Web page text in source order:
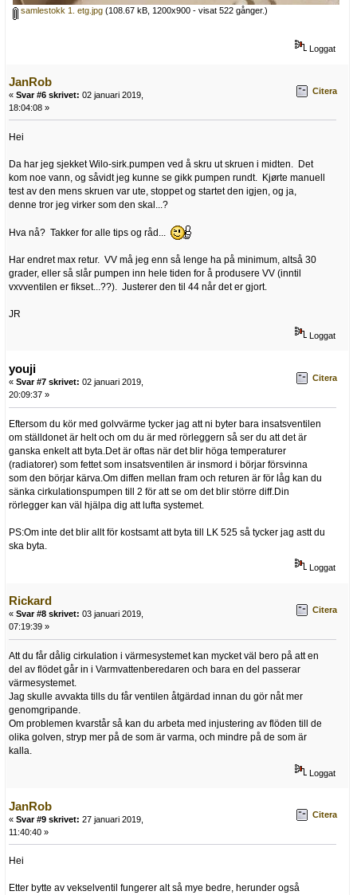
samlestokk 1. etg.jpg (108.67 kB, 1200x900 - visat 522 gånger.)
Loggat
JanRob
« Svar #6 skrivet: 02 januari 2019,
18:04:08 »
Citera
Hei
Da har jeg sjekket Wilo-sirk.pumpen ved å skru ut skruen i midten. Det
kom noe vann, og såvidt jeg kunne se gikk pumpen rundt. Kjørte manuell
test av den mens skruen var ute, stoppet og startet den igjen, og ja,
denne tror jeg virker som den skal...?
Hva nå? Takker for alle tips og råd...
Har endret max retur. VV må jeg enn så lenge ha på minimum, altså 30
grader, eller så slår pumpen inn hele tiden for å produsere VV (inntil
vxvventilen er fikset...??). Justerer den til 44 når det er gjort.
JR
Loggat
youji
« Svar #7 skrivet: 02 januari 2019,
20:09:37 »
Citera
Eftersom du kör med golvvärme tycker jag att ni byter bara insatsventilen
om ställdonet är helt och om du är med rörleggern så ser du att det är
ganska enkelt att byta.Det är oftas när det blir höga temperaturer
(radiatorer) som fettet som insatsventilen är insmord i börjar försvinna
som den börjar kärva.Om diffen mellan fram och returen är för låg kan du
sänka cirkulationspumpen till 2 för att se om det blir större diff.Din
rörlegger kan väl hjälpa dig att lufta systemet.
PS:Om inte det blir allt för kostsamt att byta till LK 525 så tycker jag astt du
ska byta.
Loggat
Rickard
« Svar #8 skrivet: 03 januari 2019,
07:19:39 »
Citera
Att du får dålig cirkulation i värmesystemet kan mycket väl bero på att en
del av flödet går in i Varmvattenberedaren och bara en del passerar
värmesystemet.
Jag skulle avvakta tills du får ventilen åtgärdad innan du gör nåt mer
genomgripande.
Om problemen kvarstår så kan du arbeta med injustering av flöden till de
olika golven, stryp mer på de som är varma, och mindre på de som är
kalla.
Loggat
JanRob
« Svar #9 skrivet: 27 januari 2019,
11:40:40 »
Citera
Hei
Etter bytte av vekselventil fungerer alt så mye bedre, herunder også